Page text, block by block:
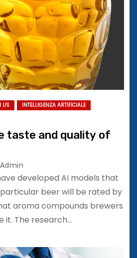
US
INTELLIGENZA ARTIFICIALE
taste and quality of
Admin
developed AI models that
beer will be rated by
aroma compounds brewers
it. The research…